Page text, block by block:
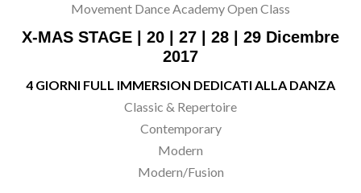
Movement Dance Academy Open Class
X-MAS STAGE | 20 | 27 | 28 | 29 Dicembre
2017
4 GIORNI FULL IMMERSION DEDICATI ALLA DANZA
Classic & Repertoire
Contemporary
Modern
Modern/Fusion